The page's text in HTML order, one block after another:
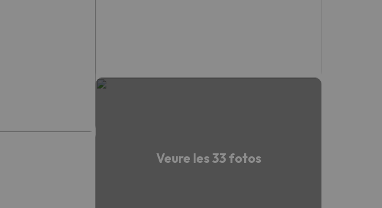
Veure les 33 fotos